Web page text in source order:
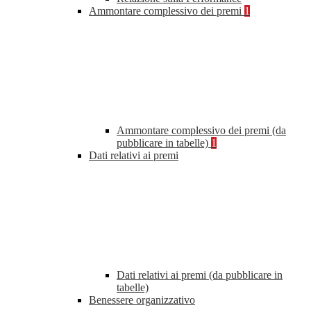
Ammontare complessivo dei premi 1
Ammontare complessivo dei premi (da
pubblicare in tabelle) 1
Dati relativi ai premi
Dati relativi ai premi (da pubblicare in
tabelle)
Benessere organizzativo